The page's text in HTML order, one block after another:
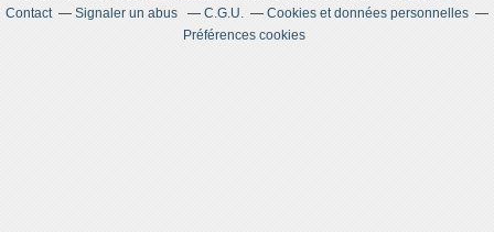
Contact
Signaler un abus C.G.U.
Cookies et données personnelles
Préférences cookies